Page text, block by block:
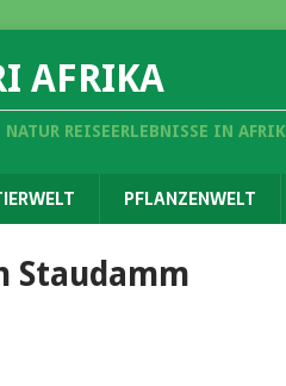
AFRIKA
NATUR REISEERLEBNISSE IN
PFLANZENWELT
Staudamm